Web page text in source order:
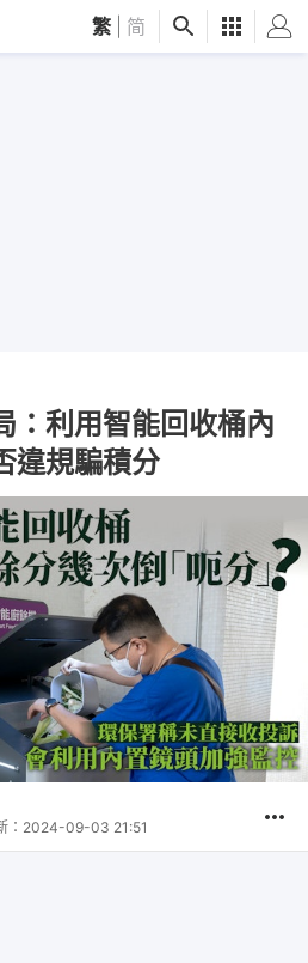
繁 简
：利用智能回收桶內
規騙積分
： 2024-09-03 21:51